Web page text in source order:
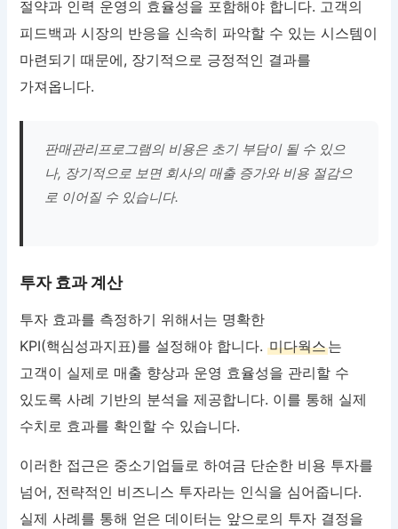
절약과 인력 운영의 효율성을 포함해야 합니다. 고객의
피드백과 시장의 반응을 신속히 파악할 수 있는 시스템이
마련되기 때문에, 장기적으로 긍정적인 결과를
가져옵니다.
판매관리프로그램의 비용은 초기 부담이 될 수 있으
나, 장기적으로 보면 회사의 매출 증가와 비용 절감으
로 이어질 수 있습니다.
투자 효과 계산
투자 효과를 측정하기 위해서는 명확한
KPI(핵심성과지표)를 설정해야 합니다.미다웍스는
고객이 실제로 매출 향상과 운영 효율성을 관리할 수
있도록 사례 기반의 분석을 제공합니다. 이를 통해 실제
수치로 효과를 확인할 수 있습니다.
이러한 접근은 중소기업들로 하여금 단순한 비용 투자를
넘어, 전략적인 비즈니스 투자라는 인식을 심어줍니다.
실제 사례를 통해 얻은 데이터는 앞으로의 투자 결정을